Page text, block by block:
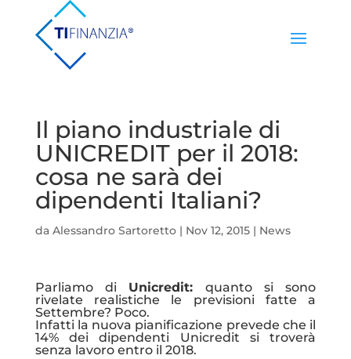
Il piano industriale di
UNICREDIT per il 2018:
cosa ne sarà dei
dipendenti Italiani?
da Alessandro Sartoretto| Nov 12, 2015| News
Parliamo di Unicredit: quanto si sono
rivelate realistiche le previsioni fatte a
Settembre? Poco.
Infatti la nuova pianificazione prevede che il
14% dei dipendenti Unicredit si troverà
senza lavoro entro il 2018.